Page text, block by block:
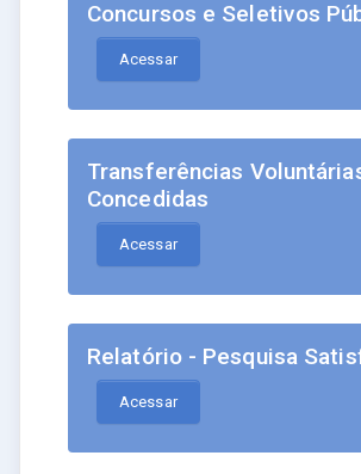
Concursos e Seletivos
Acessar
Transferências
Concedidas
Acessar
Relatório - Pesquisa
Acessar